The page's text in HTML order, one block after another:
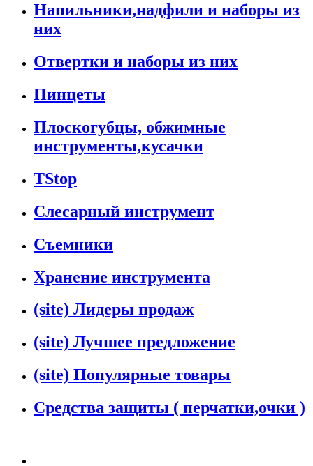
Напильники,надфили и наборы из
них
Отвертки и наборы из них
Пинцеты
Плоскогубцы, обжимные
инструменты,кусачки
TStop
Слесарный инструмент
Съемники
Хранение инструмента
(site) Лидеры продаж
(site) Лучшее предложение
(site) Популярные товары
Средства защиты ( перчатки,очки )